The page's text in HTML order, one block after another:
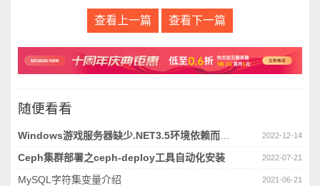
查看上一篇 查看下一篇
随便看看
2022-12-14
2022-07-21
Ceph集群部署之ceph-deploy工具自动化安装
2021-06-21
MySQL字符集变量介绍